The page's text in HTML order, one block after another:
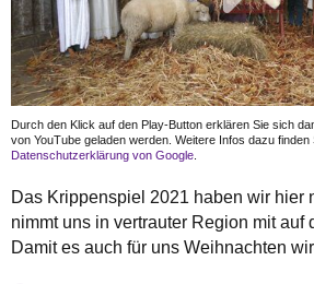
Durch den Klick auf den Play-Button erklären Sie sich
von YouTube geladen werden. Weitere Infos dazu finden
Datenschutzerklärung von Google
Das Krippenspiel 2021 haben wir hier
nimmt uns in vertrauter Region mit auf
Damit es auch für uns Weihnachten